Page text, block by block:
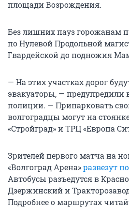
площади Возрождения.
Без лишних пауз горожанам
по Нулевой Продольной
Гвардейской до подножия
— На этих участках дорог
эвакуаторы, — предупредили
полиции. — Припарковать
волгоградцы могут на
«Стройград» и ТРЦ «Европа
Зрителей первого матча на
«Волгоград Арена»развезут
Автобусы разъедутся в
Дзержинский и
Подробнее о маршрутах